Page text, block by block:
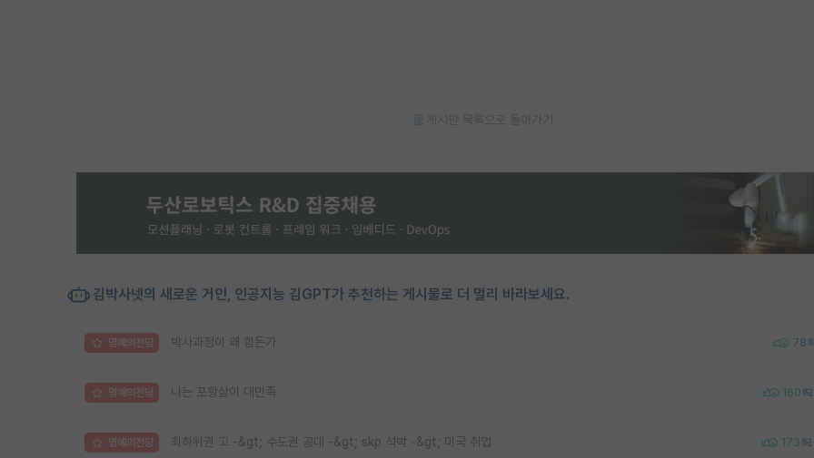
게시판 목록으로 돌아가기
김박사넷의 새로운 거인, 인공지능 김GPT가 추천하는 게시물로 더 멀리 바라보세요.
명예의전당 박사과정이 왜 힘든가 78
명예의전당 나는 포항살이 대만족 160
명예의전당 최하위권 고 -&gt; 수도권 공대 -&gt; skp 석박 -&gt; 미국 취업 173